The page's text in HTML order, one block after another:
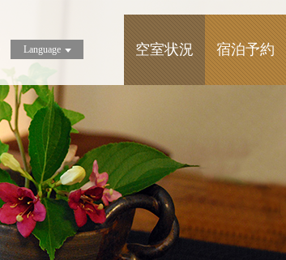
Language 宿泊予約
空室状況